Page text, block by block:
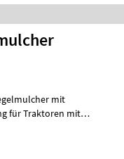
mit
für Traktoren mit